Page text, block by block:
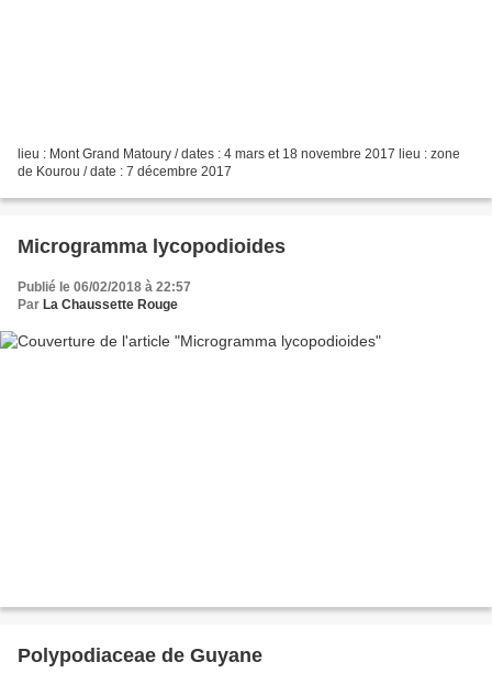
lieu : Mont Grand Matoury / dates : 4 mars et 18 novembre 2017 lieu : zone
de Kourou / date : 7 décembre 2017
Microgramma lycopodioides
Publié le 06/02/2018 à 22:57
Par La Chaussette Rouge
Polypodiaceae de Guyane